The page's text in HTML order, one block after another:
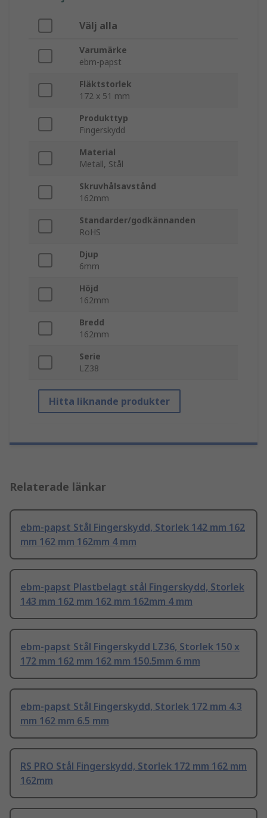
Välj alla
Varumärke
ebm-papst
Fläktstorlek
172 x 51 mm
Produkttyp
Fingerskydd
Material
Metall, Stål
Skruvhålsavstånd
162mm
Standarder/godkännanden
RoHS
Djup
6mm
Höjd
162mm
Bredd
162mm
Serie
LZ38
Hitta liknande produkter
Relaterade länkar
ebm-papst Stål Fingerskydd, Storlek 142 mm 162
mm 162 mm 162mm 4 mm
ebm-papst Plastbelagt stål Fingerskydd, Storlek
143 mm 162 mm 162 mm 162mm 4 mm
ebm-papst Stål Fingerskydd LZ36, Storlek 150 x
172 mm 162 mm 162 mm 150.5mm 6 mm
ebm-papst Stål Fingerskydd, Storlek 172 mm 4.3
mm 162 mm 6.5 mm
RS PRO Stål Fingerskydd, Storlek 172 mm 162 mm
162mm